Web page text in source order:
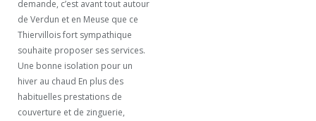
demande, c’est avant tout autour
de Verdun et en Meuse que ce
Thiervillois fort sympathique
souhaite proposer ses services.
Une bonne isolation pour un
hiver au chaud En plus des
habituelles prestations de
couverture et de zinguerie,